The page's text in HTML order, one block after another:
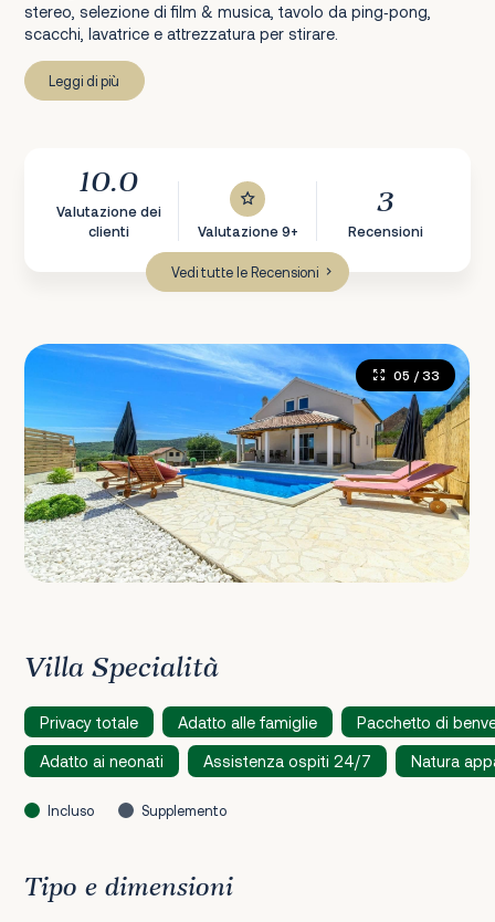
stereo, selezione di film & musica, tavolo da ping‑pong,
scacchi, lavatrice e attrezzatura per stirare.
Leggi di più
10.0
Valutazione dei
clienti
Valutazione 9+
3
Recensioni
Vedi tutte le Recensioni
05 / 33
Villa Specialità
Privacy totale Adatto alle famiglie Pacchetto di
Adatto ai neonati Assistenza ospiti 24/7 Natura
Incluso Supplemento
Tipo e dimensioni